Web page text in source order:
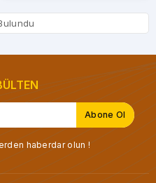
haberdar olun !